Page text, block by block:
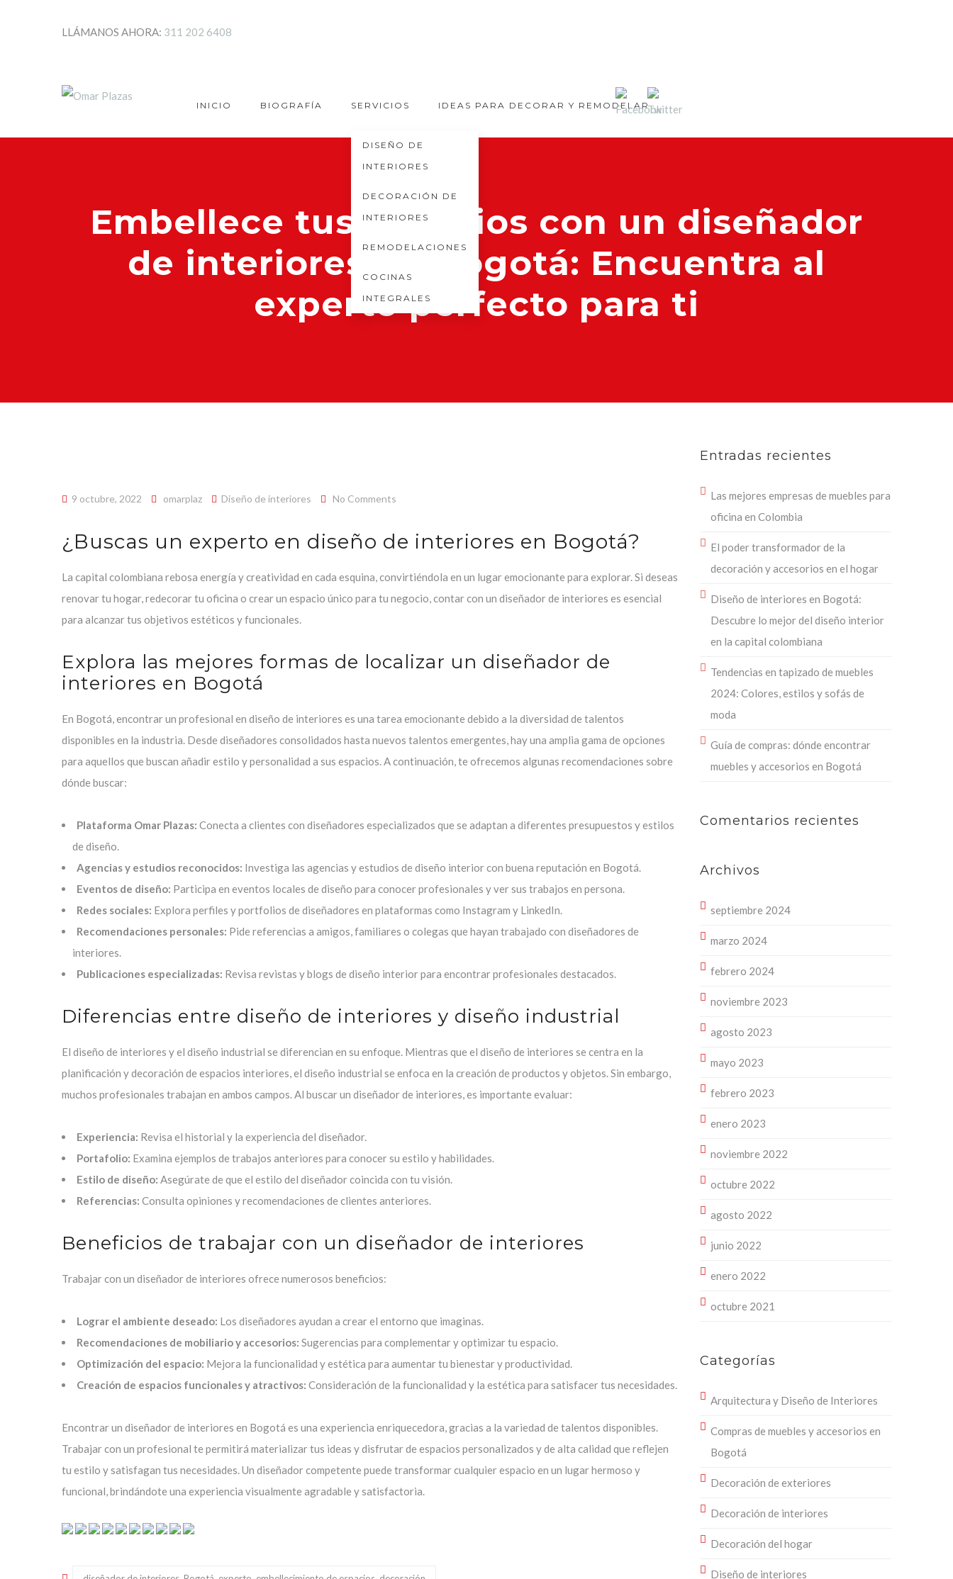
LLÁMANOS AHORA: 311 202 6408
INICIO BIOGRAFÍA SERVICIOS
DISEÑO DE
INTERIORES
DECORACIÓN DE
INTERIORES
REMODELACIONES
COCINAS
INTEGRALES
IDEAS PARA DECORAR Y REMODELAR
Embellece tus espacios con un diseñador
de interiores en Bogotá: Encuentra al
experto perfecto para ti
9 octubre, 2022 omarplaz Diseño de interiores No Comments
¿Buscas un experto en diseño de interiores en Bogotá?
La capital colombiana rebosa energía y creatividad en cada esquina, convirtiéndola en un lugar emocionante para explorar. Si deseas
renovar tu hogar, redecorar tu oficina o crear un espacio único para tu negocio, contar con un diseñador de interiores es esencial
para alcanzar tus objetivos estéticos y funcionales.
Explora las mejores formas de localizar un diseñador de
interiores en Bogotá
En Bogotá, encontrar un profesional en diseño de interiores es una tarea emocionante debido a la diversidad de talentos
disponibles en la industria. Desde diseñadores consolidados hasta nuevos talentos emergentes, hay una amplia gama de opciones
para aquellos que buscan añadir estilo y personalidad a sus espacios. A continuación, te ofrecemos algunas recomendaciones sobre
dónde buscar:
Plataforma Omar Plazas: Conecta a clientes con diseñadores especializados que se adaptan a diferentes presupuestos y estilos
de diseño.
Agencias y estudios reconocidos: Investiga las agencias y estudios de diseño interior con buena reputación en Bogotá.
Eventos de diseño: Participa en eventos locales de diseño para conocer profesionales y ver sus trabajos en persona.
Redes sociales: Explora perfiles y portfolios de diseñadores en plataformas como Instagram y LinkedIn.
Recomendaciones personales: Pide referencias a amigos, familiares o colegas que hayan trabajado con diseñadores de
interiores.
Publicaciones especializadas: Revisa revistas y blogs de diseño interior para encontrar profesionales destacados.
Diferencias entre diseño de interiores y diseño industrial
El diseño de interiores y el diseño industrial se diferencian en su enfoque. Mientras que el diseño de interiores se centra en la
planificación y decoración de espacios interiores, el diseño industrial se enfoca en la creación de productos y objetos. Sin embargo,
muchos profesionales trabajan en ambos campos. Al buscar un diseñador de interiores, es importante evaluar:
Experiencia: Revisa el historial y la experiencia del diseñador.
Portafolio: Examina ejemplos de trabajos anteriores para conocer su estilo y habilidades.
Estilo de diseño: Asegúrate de que el estilo del diseñador coincida con tu visión.
Referencias: Consulta opiniones y recomendaciones de clientes anteriores.
Beneficios de trabajar con un diseñador de interiores
Trabajar con un diseñador de interiores ofrece numerosos beneficios:
Lograr el ambiente deseado: Los diseñadores ayudan a crear el entorno que imaginas.
Recomendaciones de mobiliario y accesorios: Sugerencias para complementar y optimizar tu espacio.
Optimización del espacio: Mejora la funcionalidad y estética para aumentar tu bienestar y productividad.
Creación de espacios funcionales y atractivos: Consideración de la funcionalidad y la estética para satisfacer tus necesidades.
Encontrar un diseñador de interiores en Bogotá es una experiencia enriquecedora, gracias a la variedad de talentos disponibles.
Trabajar con un profesional te permitirá materializar tus ideas y disfrutar de espacios personalizados y de alta calidad que reflejen
tu estilo y satisfagan tus necesidades. Un diseñador competente puede transformar cualquier espacio en un lugar hermoso y
funcional, brindándote una experiencia visualmente agradable y satisfactoria.
Entradas recientes
Las mejores empresas de muebles para
oficina en Colombia
El poder transformador de la
decoración y accesorios en el hogar
Diseño de interiores en Bogotá:
Descubre lo mejor del diseño interior
en la capital colombiana
Tendencias en tapizado de muebles
2024: Colores, estilos y sofás de
moda
Guía de compras: dónde encontrar
muebles y accesorios en Bogotá
Comentarios recientes
Archivos
septiembre 2024
marzo 2024
febrero 2024
noviembre 2023
agosto 2023
mayo 2023
febrero 2023
enero 2023
noviembre 2022
octubre 2022
agosto 2022
junio 2022
enero 2022
octubre 2021
Categorías
Arquitectura y Diseño de Interiores
Compras de muebles y accesorios en
Bogotá
Decoración de exteriores
Decoración de interiores
Decoración del hogar
Diseño de interiores